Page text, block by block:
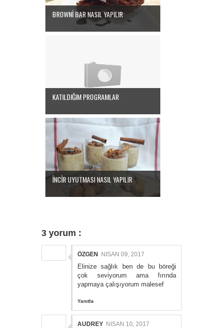
BROWNİ BAR NASIL YAPILIR
KATILDIĞIM PROGRAMLAR
İNCİR UYUTMASI NASIL YAPILIR
3 yorum :
ÖZGEN NISAN 09, 2017
Elinize sağlık ben de bu böreği
çok seviyorum ama fırında
yapmaya çalışıyorum malesef
Yanıtla
AUDREY NISAN 10, 2017